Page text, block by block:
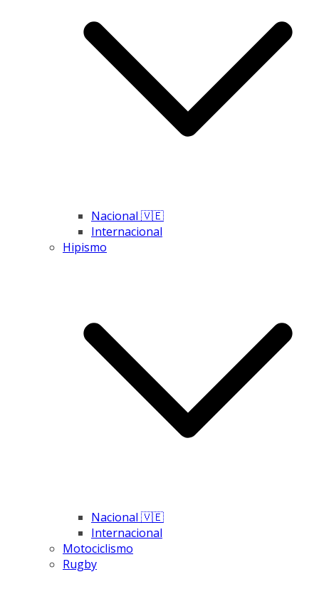
Nacional 🇻🇪
Internacional
Hipismo
Nacional 🇻🇪
Internacional
Motociclismo
Rugby